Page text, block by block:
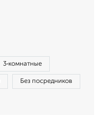
3‑комнатные
Без посредников